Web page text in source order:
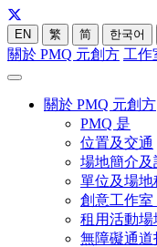
EN 繁 简 한국어
關於 PMQ 元創方 工作
關於 PMQ 元創方
PMQ 是
位置及交通
場地簡介及
單位及場地
創意工作室
租用活動場
無障礙通道